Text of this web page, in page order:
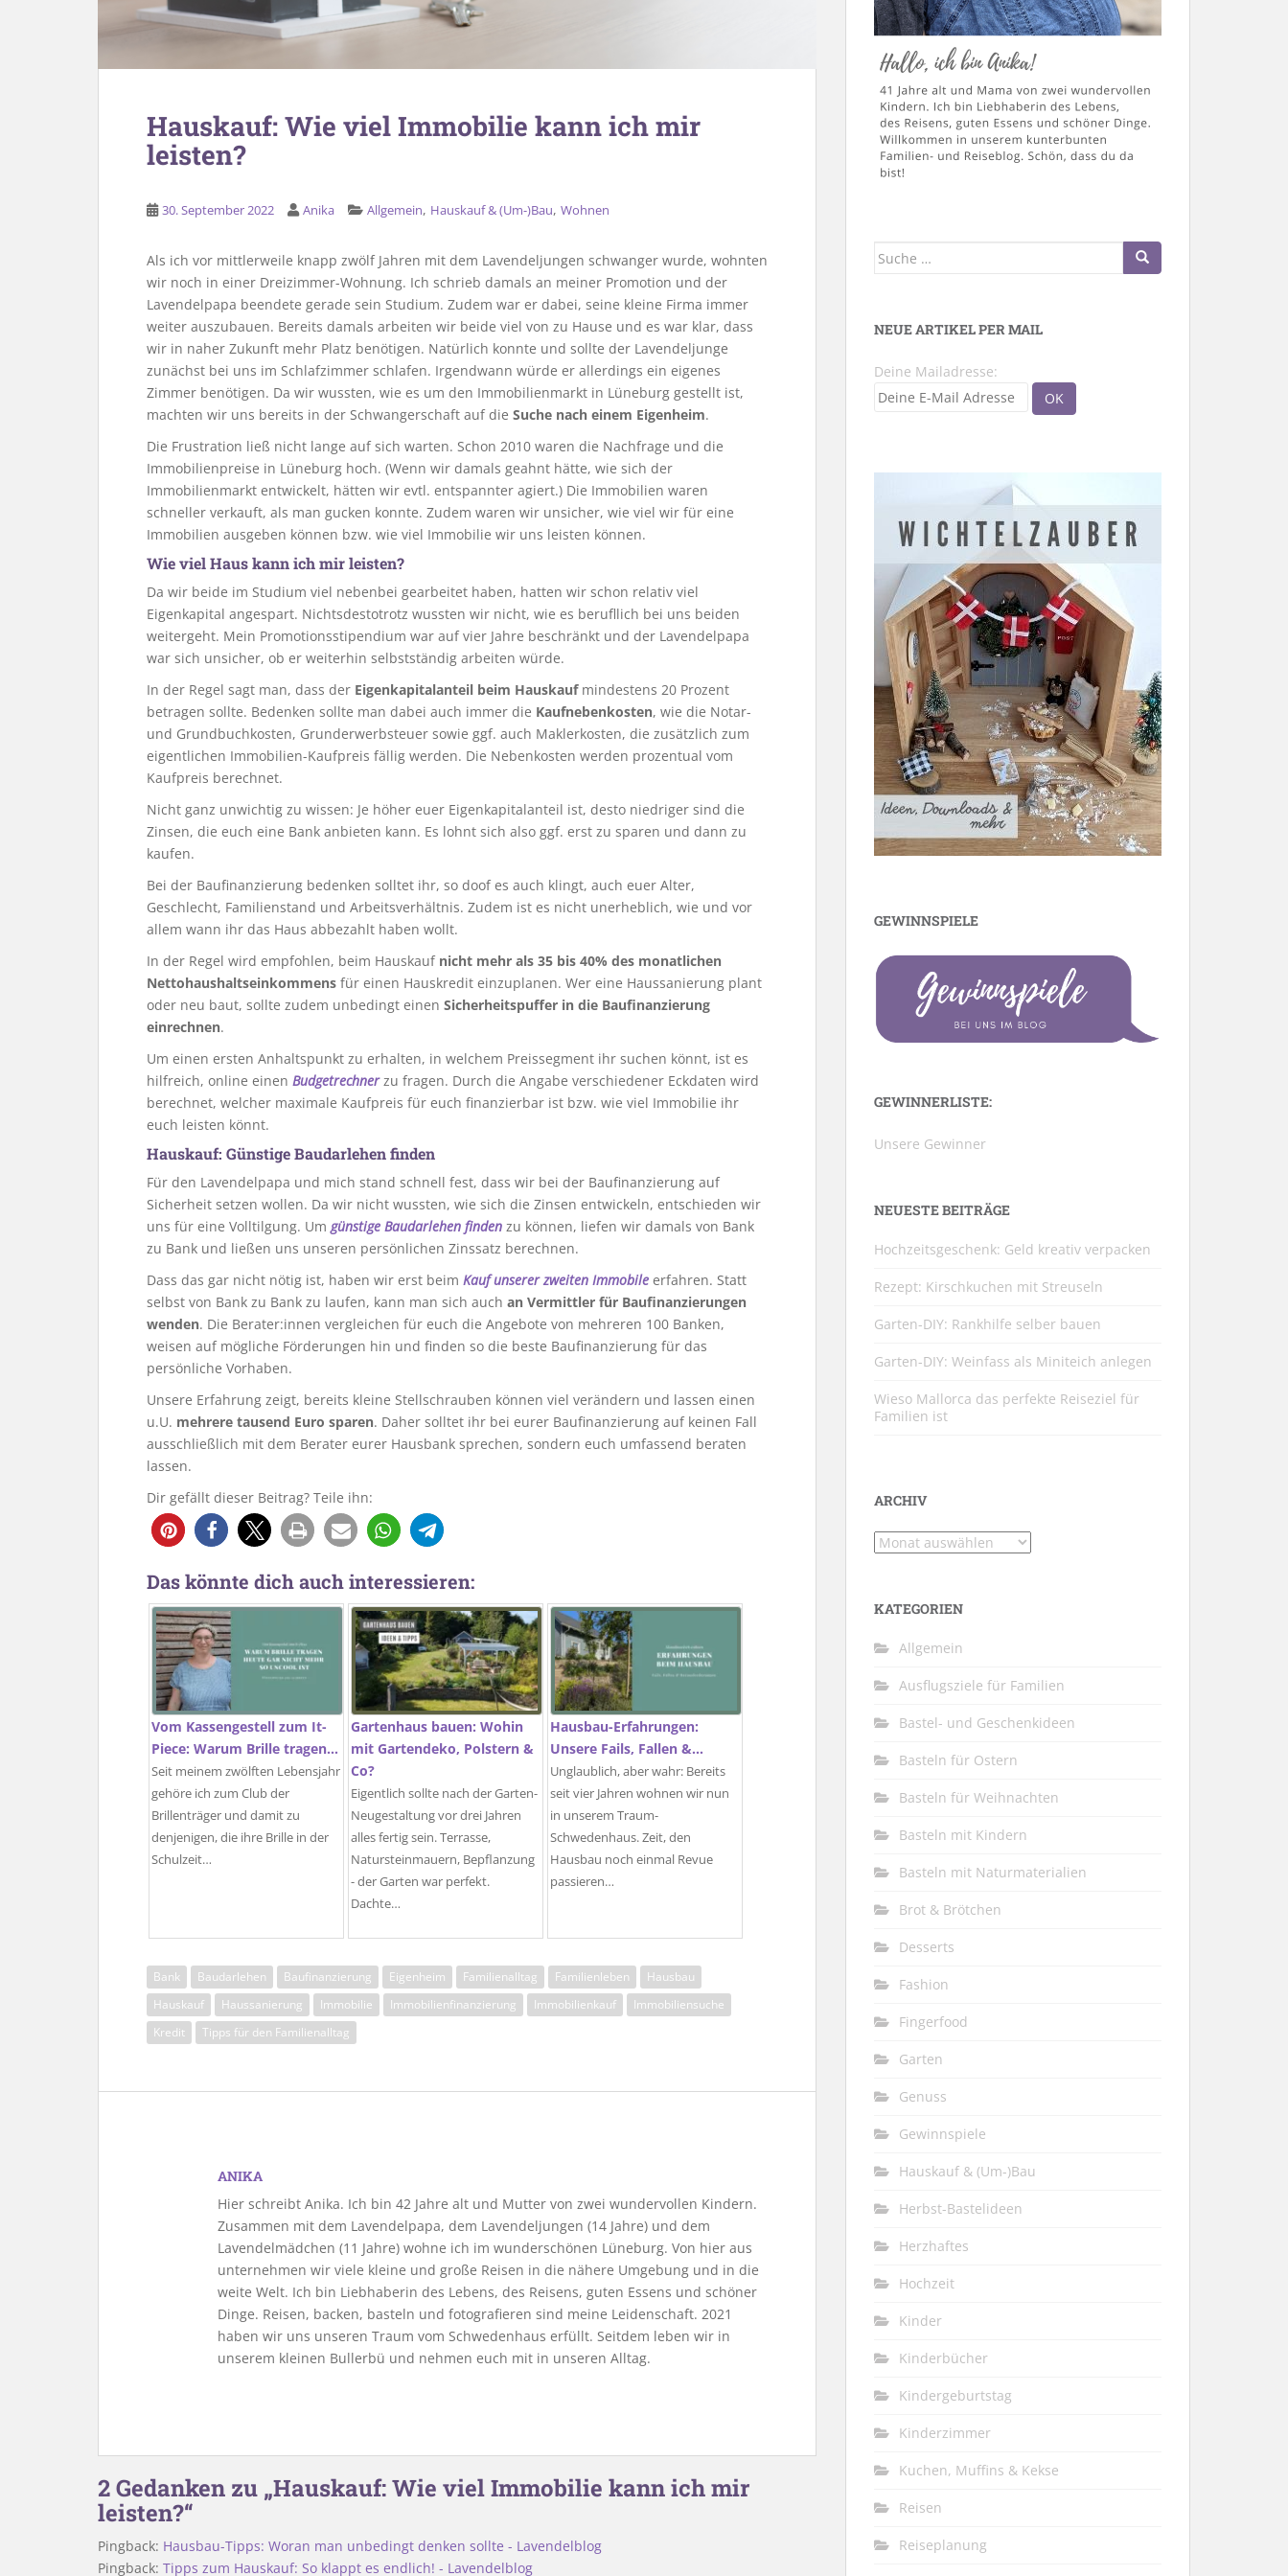
Hauskauf: Wie viel Immobilie kann ich mir
leisten?
30. September 2022 Anika Allgemein, Hauskauf & (Um-)Bau, Wohnen
Als ich vor mittlerweile knapp zwölf Jahren mit dem Lavendeljungen schwanger wurde, wohnten
wir noch in einer Dreizimmer-Wohnung. Ich schrieb damals an meiner Promotion und der
Lavendelpapa beendete gerade sein Studium. Zudem war er dabei, seine kleine Firma immer
weiter auszubauen. Bereits damals arbeiten wir beide viel von zu Hause und es war klar, dass
wir in naher Zukunft mehr Platz benötigen. Natürlich konnte und sollte der Lavendeljunge
zunächst bei uns im Schlafzimmer schlafen. Irgendwann würde er allerdings ein eigenes
Zimmer benötigen. Da wir wussten, wie es um den Immobilienmarkt in Lüneburg gestellt ist,
machten wir uns bereits in der Schwangerschaft auf die Suche nach einem Eigenheim.
Die Frustration ließ nicht lange auf sich warten. Schon 2010 waren die Nachfrage und die
Immobilienpreise in Lüneburg hoch. (Wenn wir damals geahnt hätte, wie sich der
Immobilienmarkt entwickelt, hätten wir evtl. entspannter agiert.) Die Immobilien waren
schneller verkauft, als man gucken konnte. Zudem waren wir unsicher, wie viel wir für eine
Immobilien ausgeben können bzw. wie viel Immobilie wir uns leisten können.
Wie viel Haus kann ich mir leisten?
Da wir beide im Studium viel nebenbei gearbeitet haben, hatten wir schon relativ viel
Eigenkapital angespart. Nichtsdestotrotz wussten wir nicht, wie es berufllich bei uns beiden
weitergeht. Mein Promotionsstipendium war auf vier Jahre beschränkt und der Lavendelpapa
war sich unsicher, ob er weiterhin selbstständig arbeiten würde.
In der Regel sagt man, dass der Eigenkapitalanteil beim Hauskaufmindestens 20 Prozent
betragen sollte. Bedenken sollte man dabei auch immer die Kaufnebenkosten, wie die Notar-
und Grundbuchkosten, Grunderwerbsteuer sowie ggf. auch Maklerkosten, die zusätzlich zum
eigentlichen Immobilien-Kaufpreis fällig werden. Die Nebenkosten werden prozentual vom
Kaufpreis berechnet.
Nicht ganz unwichtig zu wissen: Je höher euer Eigenkapitalanteil ist, desto niedriger sind die
Zinsen, die euch eine Bank anbieten kann. Es lohnt sich also ggf. erst zu sparen und dann zu
kaufen.
Bei der Baufinanzierung bedenken solltet ihr, so doof es auch klingt, auch euer Alter,
Geschlecht, Familienstand und Arbeitsverhältnis. Zudem ist es nicht unerheblich, wie und vor
allem wann ihr das Haus abbezahlt haben wollt.
In der Regel wird empfohlen, beim Hauskauf nicht mehr als 35 bis 40% des monatlichen
Nettohaushaltseinkommens für einen Hauskredit einzuplanen. Wer eine Haussanierung plant
oder neu baut, sollte zudem unbedingt einen Sicherheitspuffer in die Baufinanzierung
einrechnen.
Um einen ersten Anhaltspunkt zu erhalten, in welchem Preissegment ihr suchen könnt, ist es
hilfreich, online einen Budgetrechnerzu fragen. Durch die Angabe verschiedener Eckdaten wird
berechnet, welcher maximale Kaufpreis für euch finanzierbar ist bzw. wie viel Immobilie ihr
euch leisten könnt.
Hauskauf: Günstige Baudarlehen finden
Für den Lavendelpapa und mich stand schnell fest, dass wir bei der Baufinanzierung auf
Sicherheit setzen wollen. Da wir nicht wussten, wie sich die Zinsen entwickeln, entschieden wir
uns für eine Volltilgung. Umgünstige Baudarlehen finden zu können, liefen wir damals von Bank
zu Bank und ließen uns unseren persönlichen Zinssatz berechnen.
Dass das gar nicht nötig ist, haben wir erst beim Kauf unserer zweiten Immobile erfahren. Statt
selbst von Bank zu Bank zu laufen, kann man sich auch an Vermittler für Baufinanzierungen
wenden. Die Berater:innen vergleichen für euch die Angebote von mehreren 100 Banken,
weisen auf mögliche Förderungen hin und finden so die beste Baufinanzierung für das
persönliche Vorhaben.
Unsere Erfahrung zeigt, bereits kleine Stellschrauben können viel verändern und lassen einen
u.U. mehrere tausend Euro sparen. Daher solltet ihr bei eurer Baufinanzierung auf keinen Fall
ausschließlich mit dem Berater eurer Hausbank sprechen, sondern euch umfassend beraten
lassen.
Dir gefällt dieser Beitrag? Teile ihn:
48
Das könnte dich auch interessieren:
Vom Kassengestell zum It-
Piece: Warum Brille tragen…
Seit meinem zwölften Lebensjahr
gehöre ich zum Club der
Brillenträger und damit zu
denjenigen, die ihre Brille in der
Schulzeit…
Gartenhaus bauen: Wohin
mit Gartendeko, Polstern &
Co?
Eigentlich sollte nach der Garten-
Neugestaltung vor drei Jahren
alles fertig sein. Terrasse,
Natursteinmauern, Bepflanzung
- der Garten war perfekt.
Dachte…
Hausbau-Erfahrungen:
Unsere Fails, Fallen &…
Unglaublich, aber wahr: Bereits
seit vier Jahren wohnen wir nun
in unserem Traum-
Schwedenhaus. Zeit, den
Hausbau noch einmal Revue
passieren…
Bank Baudarlehen Baufinanzierung Eigenheim Familienalltag Familienleben
Hausbau
Hauskauf
Haussanierung Immobilie Immobilienfinanzierung Immobilienkauf
Immobiliensuche
Kredit
Tipps für den Familienalltag
ANIKA
Hier schreibt Anika. Ich bin 42 Jahre alt und Mutter von zwei wundervollen Kindern.
Zusammen mit dem Lavendelpapa, dem Lavendeljungen (14 Jahre) und dem
Lavendelmädchen (11 Jahre) wohne ich im wunderschönen Lüneburg. Von hier aus
unternehmen wir viele kleine und große Reisen in die nähere Umgebung und in die
weite Welt. Ich bin Liebhaberin des Lebens, des Reisens, guten Essens und schöner
Dinge. Reisen, backen, basteln und fotografieren sind meine Leidenschaft. 2021
haben wir uns unseren Traum vom Schwedenhaus erfüllt. Seitdem leben wir in
unserem kleinen Bullerbü und nehmen euch mit in unseren Alltag.
2 Gedanken zu „Hauskauf: Wie viel Immobilie kann ich mir
leisten?“
Pingback: Hausbau-Tipps: Woran man unbedingt denken sollte - Lavendelblog
Pingback: Tipps zum Hauskauf: So klappt es endlich! - Lavendelblog
Suche
NEUE ARTIKEL PER MAIL
Deine Mailadresse:
GEWINNSPIELE
GEWINNERLISTE:
Unsere Gewinner
NEUESTE BEITRÄGE
Hochzeitsgeschenk: Geld kreativ verpacken
Rezept: Kirschkuchen mit Streuseln
Garten-DIY: Rankhilfe selber bauen
Garten-DIY: Weinfass als Miniteich anlegen
Wieso Mallorca das perfekte Reiseziel für
Familien ist
ARCHIV
Archiv
KATEGORIEN
Allgemein
Ausflugsziele für Familien
Bastel- und Geschenkideen
Basteln für Ostern
Basteln für Weihnachten
Basteln mit Kindern
Basteln mit Naturmaterialien
Brot & Brötchen
Desserts
Fashion
Fingerfood
Garten
Genuss
Gewinnspiele
Hauskauf & (Um-)Bau
Herbst-Bastelideen
Herzhaftes
Hochzeit
Kinder
Kinderbücher
Kindergeburtstag
Kinderzimmer
Kuchen, Muffins & Kekse
Reisen
Reiseplanung